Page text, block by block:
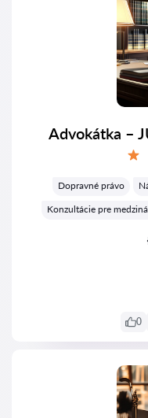
Advokátka –
Dopravné právo
Konzultácie pre
0